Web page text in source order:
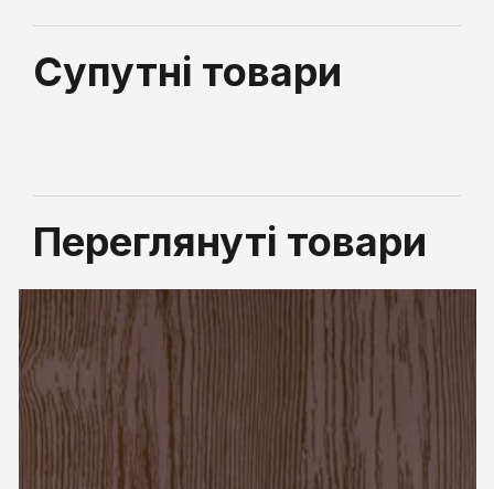
Супутні товари
Переглянуті товари